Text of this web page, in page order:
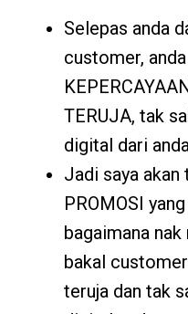
Selepas anda
customer,
TERUJA, tak
digital dari
Jadi saya akan
PROMOSI
bagaimana
bakal
teruja dan tak